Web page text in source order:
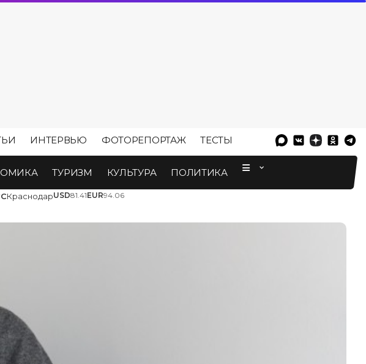
ИНТЕРВЬЮ ФОТОРЕПОРТАЖ ТЕСТЫ
ТУРИЗМ КУЛЬТУРА ПОЛИТИКА
КраснодарUSD81.41EUR94.06